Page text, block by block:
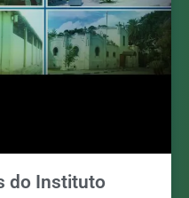
do Instituto